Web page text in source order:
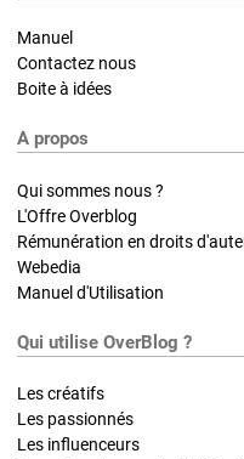
Manuel
Contactez nous
Boite à idées
A propos
Qui sommes nous ?
L'Offre Overblog
Rémunération en droits
Webedia
Manuel d'Utilisation
Qui utilise OverBlog ?
Les créatifs
Les passionnés
Les influenceurs